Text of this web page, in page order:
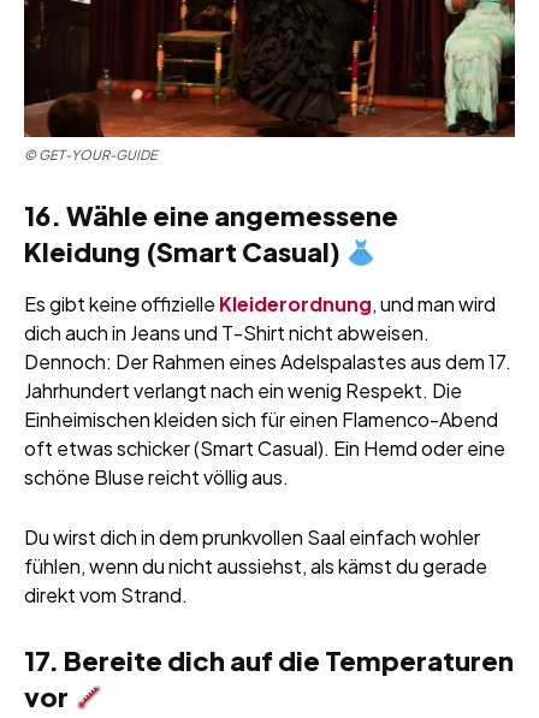
©GET-YOUR-GUIDE
16. Wähle eine angemessene
Kleidung (Smart Casual)
Es gibt keine offizielle Kleiderordnung, und man wird
dich auch in Jeans und T-Shirt nicht abweisen.
Dennoch: Der Rahmen eines Adelspalastes aus dem 17.
Jahrhundert verlangt nach ein wenig Respekt. Die
Einheimischen kleiden sich für einen Flamenco-Abend
oft etwas schicker (Smart Casual). Ein Hemd oder eine
schöne Bluse reicht völlig aus.
Du wirst dich in dem prunkvollen Saal einfach wohler
fühlen, wenn du nicht aussiehst, als kämst du gerade
direkt vom Strand.
17. Bereite dich auf die Temperaturen
vor